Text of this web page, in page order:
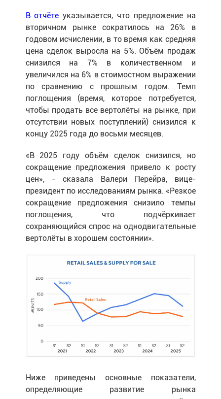
В отчёте указывается, что предложение на
вторичном рынке сократилось на 26% в
годовом исчислении, в то время как средняя
цена сделок выросла на 5%. Объём продаж
снизился на 7% в количественном и
увеличился на 6% в стоимостном выражении
по сравнению с прошлым годом. Темп
поглощения (время, которое потребуется,
чтобы продать все вертолёты на рынке, при
отсутствии новых поступлений) снизился к
концу 2025 года до восьми месяцев.
«В 2025 году объём сделок снизился, но
сокращение предложения привело к росту
цен», - сказала Валери Перейра, вице-
президент по исследованиям рынка. «Резкое
сокращение предложения снизило темпы
поглощения, что подчёркивает
сохраняющийся спрос на однодвигательные
вертолёты в хорошем состоянии».
Ниже приведены основные показатели,
определяющие развитие рынка